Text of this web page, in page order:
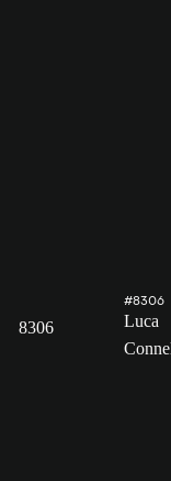
8306
#8306
Luca